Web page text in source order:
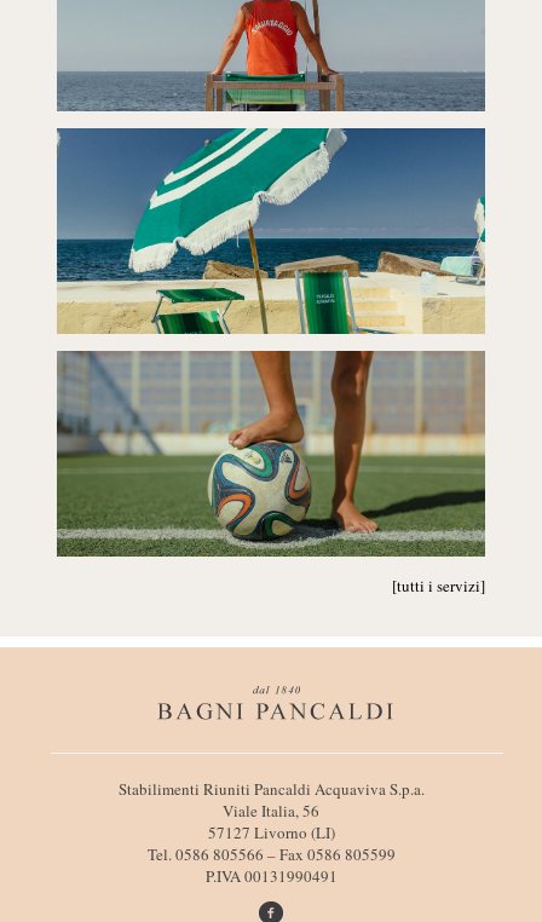
[tutti i servizi]
Stabilimenti Riuniti Pancaldi Acquaviva S.p.a.
Viale Italia, 56
57127 Livorno (LI)
Tel. 0586 805566 – Fax 0586 805599
P.IVA 00131990491